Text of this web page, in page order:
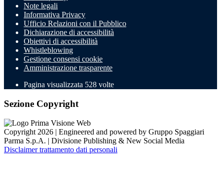
Note legali
Informativa Privacy
Ufficio Relazioni con il Pubblico
Dichiarazione di accessibilità
Obiettivi di accessibilità
Whistleblowing
Gestione consensi cookie
Amministrazione trasparente
Pagina visualizzata 528 volte
Sezione Copyright
Copyright 2026 | Engineered and powered by Gruppo Spaggiari
Parma S.p.A. | Divisione Publishing & New Social Media
Disclaimer trattamento dati personali